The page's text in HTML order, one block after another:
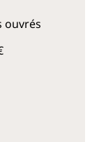
ouvrés
: Entrez la